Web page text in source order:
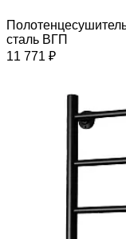
сталь ВГП
11 771 ₽